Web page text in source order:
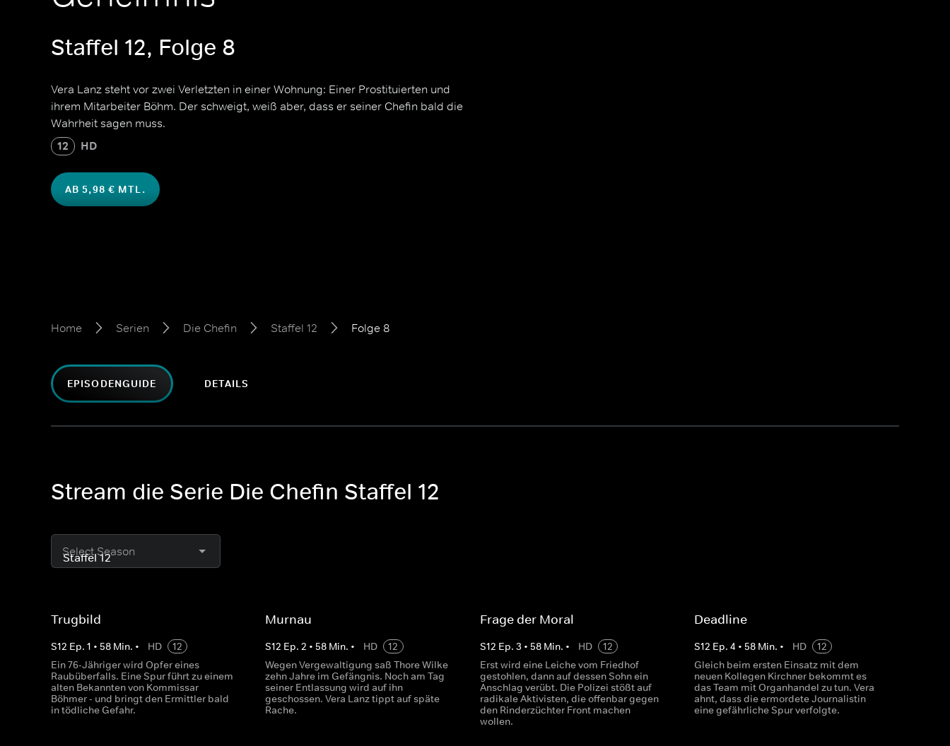
Staffel 12, Folge 8
Vera Lanz steht vor zwei Verletzten in einer Wohnung: Einer Prostituierten und
ihrem Mitarbeiter Böhm. Der schweigt, weiß aber, dass er seiner Chefin bald die
Wahrheit sagen muss.
12 HD
AB 5,98 € MTL.
Home Serien Die Chefin Staffel 12 Folge 8
EPISODENGUIDE DETAILS
Stream die Serie Die Chefin Staffel 12
Select Season
Trugbild
S12 Ep. 1 • 58 Min. • HD
12
Ein 76-Jähriger wird Opfer eines
Raubüberfalls. Eine Spur führt zu einem
alten Bekannten von Kommissar
Böhmer - und bringt den Ermittler bald
in tödliche Gefahr.
Murnau
S12 Ep.2 • 58 Min. • HD
12
Wegen Vergewaltigung saß Thore Wilke
zehn Jahre im Gefängnis. Noch am Tag
seiner Entlassung wird auf ihn
geschossen. Vera Lanz tippt auf späte
Rache.
Frage der Moral
S12 Ep. 3 • 58Min. • HD
12
Erst wird eine Leiche vom Friedhof
gestohlen, dann auf dessen Sohn ein
Anschlag verübt. Die Polizei stößt auf
radikale Aktivisten, die offenbar gegen
den Rinderzüchter Front machen
wollen.
Deadline
S12 Ep. 4 • 58Min. • HD
12
Gleich beim ersten Einsatz mit dem
neuen Kollegen Kirchner bekommt es
das Team mit Organhandel zu tun. Vera
ahnt, dass die ermordete Journalistin
eine gefährliche Spur verfolgte.